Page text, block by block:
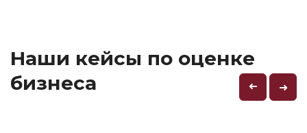
Наши кейсы по оценке
бизнеса
➜ ➜